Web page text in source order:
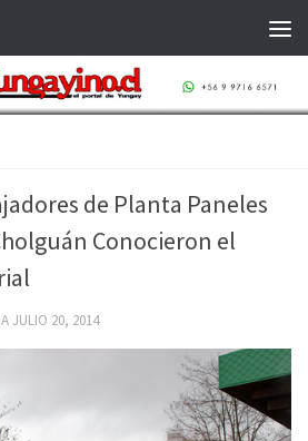
de Planta Paneles
Conocieron el
JULIO 20, 2014